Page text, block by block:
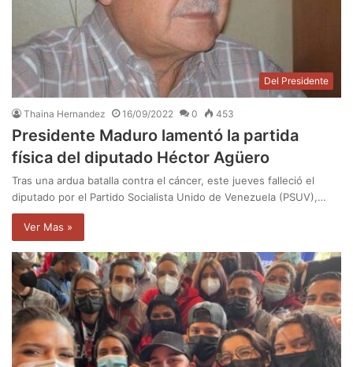
Del Presidente
Thaina Hernandez 16/09/2022 0 453
Presidente Maduro lamentó la partida
física del diputado Héctor Agüero
Tras una ardua batalla contra el cáncer, este jueves falleció el
diputado por el Partido Socialista Unido de Venezuela (PSUV),…
Ver Mas »